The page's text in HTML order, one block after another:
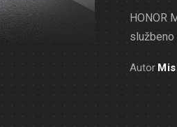
HONOR
službeno
Autor